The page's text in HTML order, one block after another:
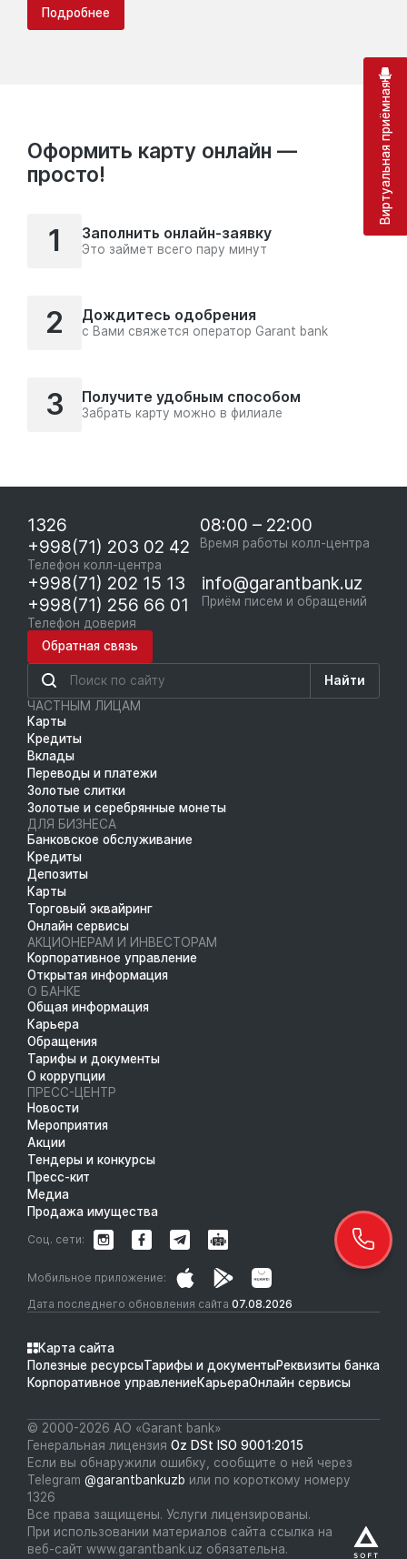
Подробнее
Оформить карту онлайн —
просто!
1 Заполнить онлайн-заявку
Это займет всего пару минут
2 Дождитесь одобрения
с Вами свяжется оператор Garant bank
3 Получите удобным способом
Забрать карту можно в филиале
1326
+998(71) 203 02 42
Телефон колл-центра
08:00 – 22:00
Время работы колл-центра
+998(71) 202 15 13
+998(71) 256 66 01
Телефон доверия
info@garantbank.uz
Приём писем и обращений
Обратная связь
Найти
ЧАСТНЫМ ЛИЦАМ
Карты
Кредиты
Вклады
Переводы и платежи
Золотые слитки
Золотые и серебрянные монеты
ДЛЯ БИЗНЕСА
Банковское обслуживание
Кредиты
Депозиты
Карты
Торговый эквайринг
Онлайн сервисы
АКЦИОНЕРАМ И ИНВЕСТОРАМ
Корпоративное управление
Открытая информация
О БАНКЕ
Общая информация
Карьера
Обращения
Тарифы и документы
О коррупции
ПРЕСС-ЦЕНТР
Новости
Мероприятия
Акции
Тендеры и конкурсы
Пресс-кит
Медиа
Продажа имущества
Дата последнего обновления сайта 07.08.2026
Мобильное приложение:
Соц. сети:
Карта сайта
Полезные ресурсыТарифы и документыРеквизиты банка
Корпоративное управлениеКарьераОнлайн сервисы
© 2000-2026 АО «Garant bank»
Генеральная лицензия Oz DSt ISO 9001:2015
Если вы обнаружили ошибку, сообщите о ней через
Telegram @garantbankuzb или по короткому номеру
1326
Все права защищены. Услуги лицензированы.
При использовании материалов сайта ссылка на
веб-сайт www.garantbank.uz обязательна.
Виртуальная приёмная